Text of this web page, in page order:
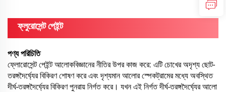
ফ্লুরোসেন্ট পেইন্ট
পণ্য পরিচিতি
ফ্লোরোসেন্ট পেইন্ট আলোকবিজ্ঞানের নীতির উপর কাজ করে: এটি চোখের অদৃশ্য ছোট-
তরঙ্গদৈর্ঘ্যের বিকিরণ শোষণ করে এবং দৃশ্যমান আলোর স্পেকট্রামের মধ্যে অবস্থিত
দীর্ঘ-তরঙ্গদৈর্ঘ্যের বিকিরণ পুনরায় নির্গত করে। যখন এই নির্গত দীর্ঘ-তরঙ্গদৈর্ঘ্যের আলো